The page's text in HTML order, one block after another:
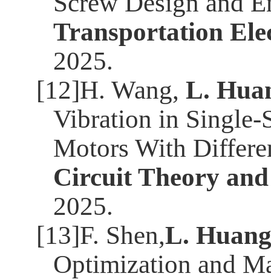
Transportation
2025.
[12]H. Wang, L.
Vibration in Single-
Motors With
Circuit Theory
2025.
[13]F. Shen,L. Huang
Optimization and